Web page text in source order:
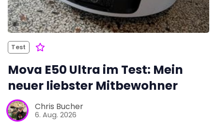
Test
Mova E50 Ultra im Test: Mein
neuer liebster Mitbewohner
Chris Bucher
6. Aug. 2026